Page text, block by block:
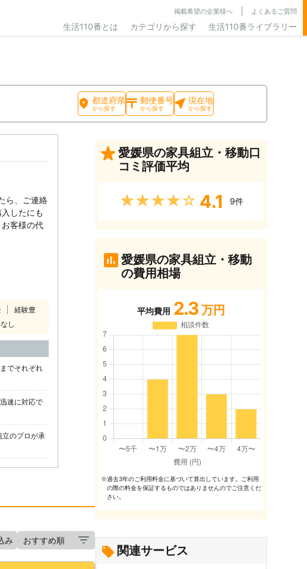
掲載希望の企業様へ よくあるご質問
生活110番とは カテゴリから探す 生活110番ライブラリー
都道府県
から探す
郵便番号
から探す
現在地
から探す
ら、ご連絡
したにも
客様の代
経験豊
し
でそれぞれ
速に対応で
のプロが承
み
愛媛県の家具組立・移動口
コミ評価平均
★★★★★ 4.1 9件
愛媛県の家具組立・移動
の費用相場
平均費用 2.3 万円
※過去3年のご利⽤料⾦に基づいて算出しています。ご利⽤
の際の料⾦を保証するものではありませんのでご注意くだ
さい。
関連サービス